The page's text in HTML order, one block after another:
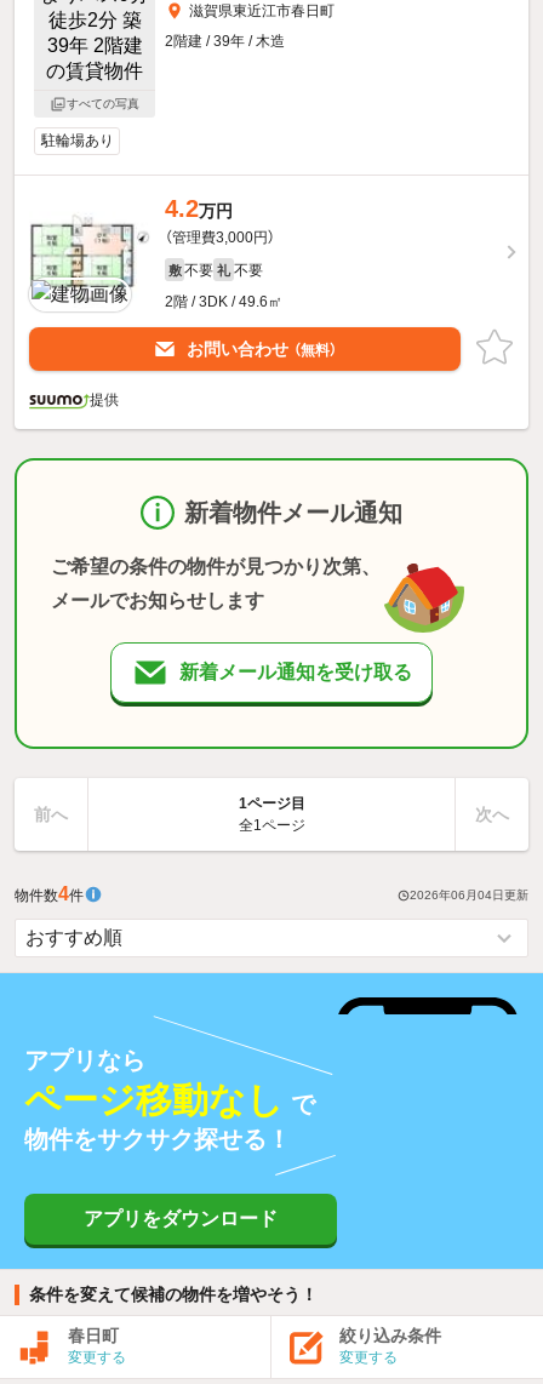
すべての写真
滋賀県東近江市春日町
2階建 / 39年 / 木造
駐輪場あり
4.2万円
（管理費3,000円）
敷 不要 礼 不要
2階 / 3DK / 49.6㎡
お問い合わせ （無料）
提供
新着物件メール通知
ご希望の条件の物件が見つかり次第、
メールでお知らせします
新着メール通知を受け取る
前へ
1ページ目
全1ページ
次へ
物件数4件 2026年06月04日 更新
アプリなら
ページ移動なし で
物件をサクサク探せる！
アプリをダウンロード
条件を変えて候補の物件を増やそう！
春日町
変更する
絞り込み条件
変更する